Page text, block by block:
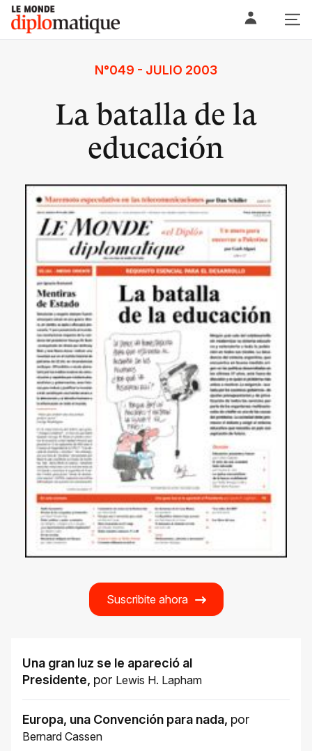
Skip
content
Le monde diplomatique
N°049 - JULIO 2003
La batalla de la
educación
Suscribite ahora
Una gran luz se le apareció al
Presidente, por Lewis H. Lapham
Europa, una Convención para nada, por
Bernard Cassen